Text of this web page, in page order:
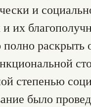
и
их
полно
степенью
было